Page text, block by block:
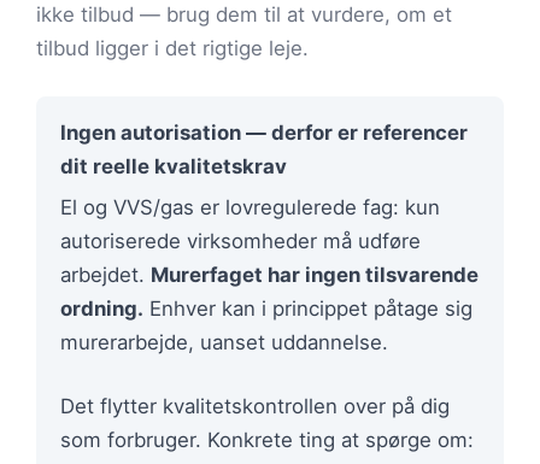
ikke tilbud — brug dem til at vurdere, om et
tilbud ligger i det rigtige leje.
Ingen autorisation — derfor er referencer
dit reelle kvalitetskrav
El og VVS/gas er lovregulerede fag: kun
autoriserede virksomheder må udføre
arbejdet. Murerfaget har ingen tilsvarende
ordning. Enhver kan i princippet påtage sig
murerarbejde, uanset uddannelse.
Det flytter kvalitetskontrollen over på dig
som forbruger. Konkrete ting at spørge om: